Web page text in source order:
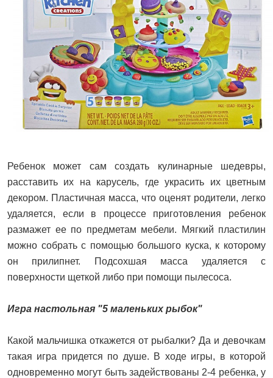
Ребенок может сам создать кулинарные шедевры,
расставить их на карусель, где украсить их цветным
декором. Пластичная масса, что оценят родители, легко
удаляется, если в процессе приготовления ребенок
размажет ее по предметам мебели. Мягкий пластилин
можно собрать с помощью большого куска, к которому
он прилипнет. Подсохшая масса удаляется с
поверхности щеткой либо при помощи пылесоса.
Игра настольная "5 маленьких рыбок"
Какой мальчишка откажется от рыбалки? Да и девочкам
такая игра придется по душе. В ходе игры, в которой
одновременно могут быть задействованы 2-4 ребенка, у